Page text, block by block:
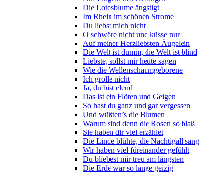
Die Lotosblume ängstigt
Im Rhein im schönen Strome
Du liebst mich nicht
O schwöre nicht und küsse nur
Auf meiner Herzliebsten Äugelein
Die Welt ist dumm, die Welt ist blind
Liebste, sollst mir heute sagen
Wie die Wellenschaumgeborene
Ich grolle nicht
Ja, du bist elend
Das ist ein Flöten und Geigen
So hast du ganz und gar vergessen
Und wüßten’s die Blumen
Warum sind denn die Rosen so blaß
Sie haben dir viel erzählet
Die Linde blühte, die Nachtigall sang
Wir haben viel füreinander gefühlt
Du bliebest mir treu am längsten
Die Erde war so lange geizig